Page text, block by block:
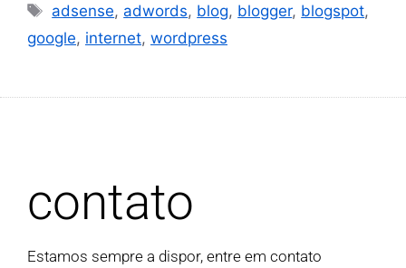
adsense, adwords, blog, blogger, blogspot,
google, internet, wordpress
contato
Estamos sempre a dispor, entre em contato